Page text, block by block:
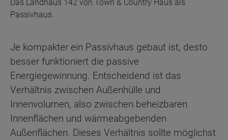
Das Landhaus 142 von Town & Country Haus als
Passivhaus.
Je kompakter ein Passivhaus gebaut ist, desto
besser funktioniert die passive
Energiegewinnung. Entscheidend ist das
Verhältnis zwischen Außenhülle und
Innenvolumen, also zwischen beheizbaren
Innenflächen und wärmeabgebenden
Außenflächen. Dieses Verhältnis sollte möglichst